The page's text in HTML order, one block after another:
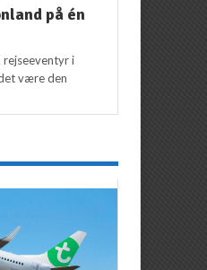
på én
i
være den